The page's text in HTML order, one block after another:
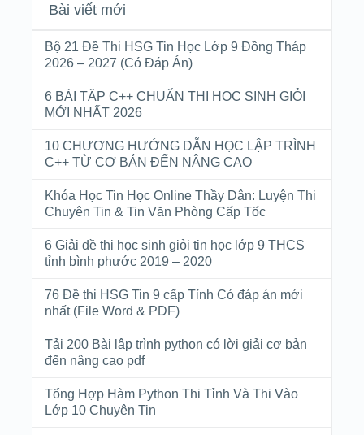
Bài viết mới
Bộ 21 Đề Thi HSG Tin Học Lớp 9 Đồng Tháp
2026 – 2027 (Có Đáp Án)
6 BÀI TẬP C++ CHUẨN THI HỌC SINH GIỎI
MỚI NHẤT 2026
10 CHƯƠNG HƯỚNG DẪN HỌC LẬP TRÌNH
C++ TỪ CƠ BẢN ĐẾN NÂNG CAO
Khóa Học Tin Học Online Thầy Dân: Luyện Thi
Chuyên Tin & Tin Văn Phòng Cấp Tốc
6 Giải đề thi học sinh giỏi tin học lớp 9 THCS
tỉnh bình phước 2019 – 2020
76 Đề thi HSG Tin 9 cấp Tỉnh Có đáp án mới
nhất (File Word & PDF)
Tải 200 Bài lập trình python có lời giải cơ bản
đến nâng cao pdf
Tổng Hợp Hàm Python Thi Tỉnh Và Thi Vào
Lớp 10 Chuyên Tin